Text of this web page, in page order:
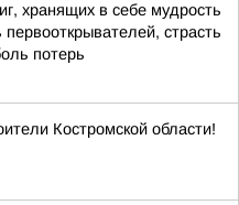
хранящих в себе мудрость
первооткрывателей, страсть
потерь
Костромской области!